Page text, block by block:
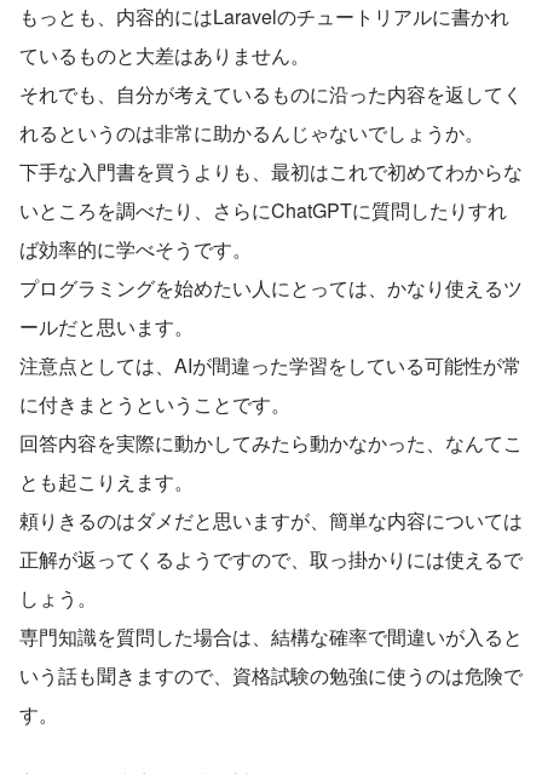
もっとも、内容的にはLaravelのチュートリアルに書かれ
ているものと大差はありません。
それでも、自分が考えているものに沿った内容を返してく
れるというのは非常に助かるんじゃないでしょうか。
下手な入門書を買うよりも、最初はこれで初めてわからな
いところを調べたり、さらにChatGPTに質問したりすれ
ば効率的に学べそうです。
プログラミングを始めたい人にとっては、かなり使えるツ
ールだと思います。
注意点としては、AIが間違った学習をしている可能性が常
に付きまとうということです。
回答内容を実際に動かしてみたら動かなかった、なんてこ
とも起こりえます。
頼りきるのはダメだと思いますが、簡単な内容については
正解が返ってくるようですので、取っ掛かりには使えるで
しょう。
専門知識を質問した場合は、結構な確率で間違いが入ると
いう話も聞きますので、資格試験の勉強に使うのは危険で
す。